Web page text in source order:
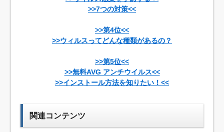
>>7つの対策<<
>>第4位<<
>>ウィルスってどんな種類があるの？
>>第5位<<
>>無料AVG アンチウイルス<<
>>インストール方法を知りたい！<<
関連コンテンツ